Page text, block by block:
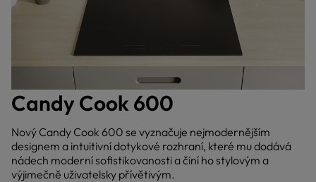
Candy Cook 600
Nový Candy Cook 600 se vyznačuje nejmodernějším
designem a intuitivní dotykové rozhraní, které mu dodává
nádech moderní sofistikovanosti a činí ho stylovým a
výjimečně uživatelsky přívětivým.